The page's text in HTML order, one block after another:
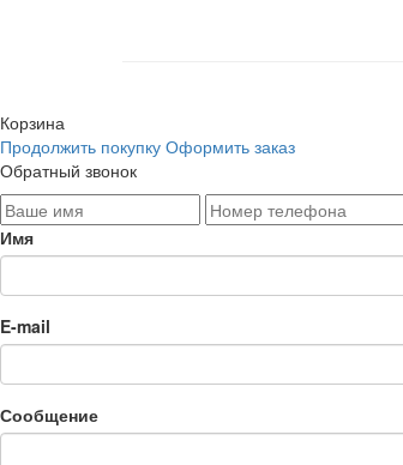
Корзина
Продолжить покупку Оформить заказ
Обратный звонок
Имя
E-mail
Сообщение